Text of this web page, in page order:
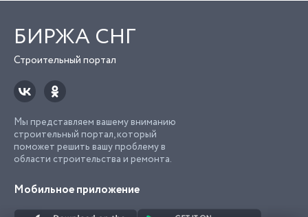
БИРЖА СНГ
Строительный портал
Мы представляем вашему вниманию
строительный портал, который
поможет решить вашу проблему в
области строительства и ремонта.
Мобильное приложение